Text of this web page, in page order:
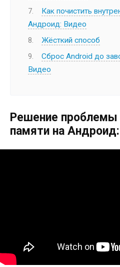
Как почистить
Андроид: Видео
Жёсткий способ
Сброс Android до
Видео
Решение проблемы
памяти на